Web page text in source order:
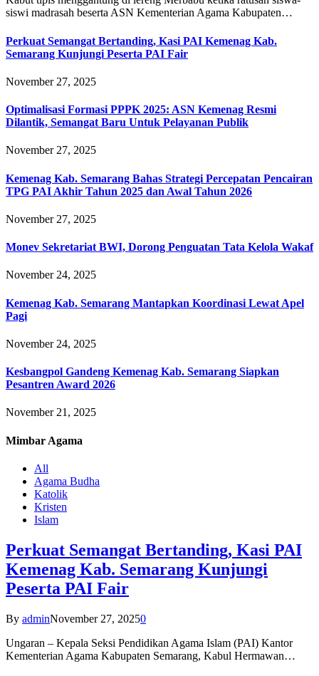
siswi madrasah beserta ASN Kementerian Agama Kabupaten…
Perkuat Semangat Bertanding, Kasi PAI Kemenag Kab.
Semarang Kunjungi Peserta PAI Fair
November 27, 2025
Optimalisasi Formasi PPPK 2025: ASN Kemenag Resmi
Dilantik, Semangat Baru Untuk Pelayanan Publik
November 27, 2025
Kemenag Kab. Semarang Bahas Strategi Percepatan Pencairan
TPG PAI Akhir Tahun 2025 dan Awal Tahun 2026
November 27, 2025
Monev Sekretariat BWI, Dorong Penguatan Tata Kelola Wakaf
November 24, 2025
Kemenag Kab. Semarang Mantapkan Koordinasi Lewat Apel
Pagi
November 24, 2025
Kesbangpol Gandeng Kemenag Kab. Semarang Siapkan
Pesantren Award 2026
November 21, 2025
Mimbar Agama
All
Agama Budha
Katolik
Kristen
Islam
Perkuat Semangat Bertanding, Kasi PAI
Kemenag Kab. Semarang Kunjungi
Peserta PAI Fair
By adminNovember 27, 20250
Ungaran – Kepala Seksi Pendidikan Agama Islam (PAI) Kantor
Kementerian Agama Kabupaten Semarang, Kabul Hermawan…